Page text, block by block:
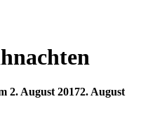
2. August 20172. August